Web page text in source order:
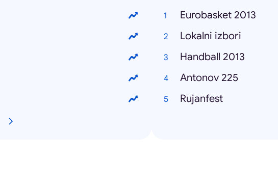
Eurobasket 2013
Lokalni izbori
Handball 2013
Antonov 225
Rujanfest